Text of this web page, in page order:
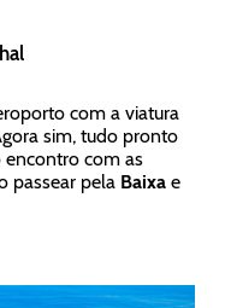
com a viatura
sim, tudo pronto
encontro com as
passear pela Baixa e